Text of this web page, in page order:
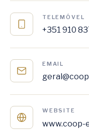
TELEMÓVEL
+351 910
EMAIL
WEBSITE
www.coop-